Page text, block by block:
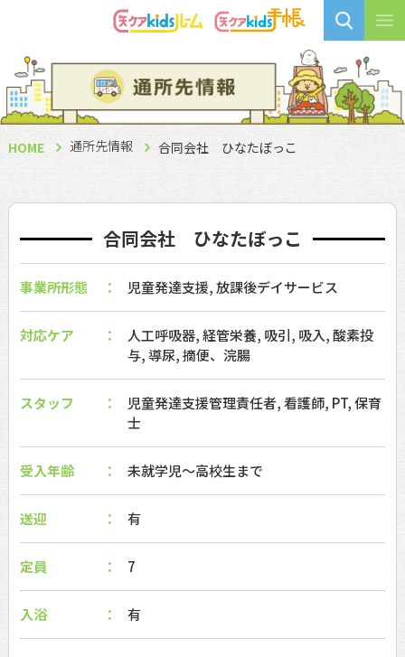
HOME 通所先情報 合同会社 ひなたぼっこ
合同会社 ひなたぼっこ
事業所形態 児童発達支援, 放課後デイサービス
対応ケア
人工呼吸器, 経管栄養, 吸引, 吸入, 酸素投
与, 導尿, 摘便、浣腸
スタッフ
児童発達支援管理責任者, 看護師, PT, 保育
士
受入年齢 未就学児〜高校生まで
送迎 有
定員 7
入浴 有